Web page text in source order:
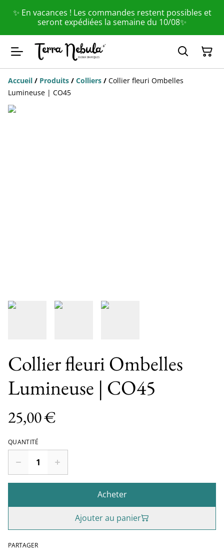
✨ En vacances ! Les commandes restent possibles et
seront expédiées la semaine du 10/08✨
Accueil / Produits / Colliers / Collier fleuri Ombelles
Lumineuse | CO45
Collier fleuri Ombelles
Lumineuse | CO45
25,00 €
QUANTITÉ
Acheter
Ajouter au panier
PARTAGER